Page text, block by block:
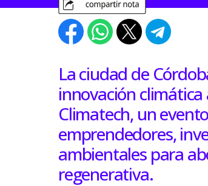
La ciudad de
innovación climática
Climatech, un
emprendedores,
ambientales para
regenerativa.